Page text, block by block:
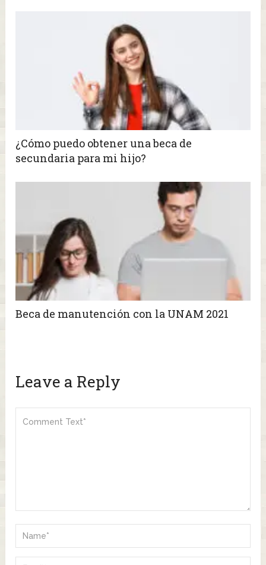
¿Cómo puedo obtener una beca de
secundaria para mi hijo?
Beca de manutención con la UNAM 2021
Leave a Reply